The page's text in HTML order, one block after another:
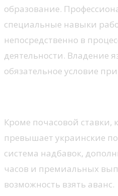
образование.
специальные навыки
непосредственно в
деятельности. Владение
обязательное условие
Кроме почасовой ставки,
превышает украинские
система надбавок,
часов и премиальных
возможность взять аванс.